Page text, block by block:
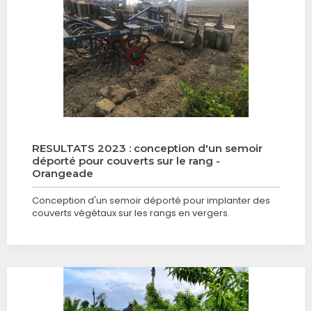
RESULTATS 2023 : conception d'un semoir
déporté pour couverts sur le rang -
Orangeade
Conception d'un semoir déporté pour implanter des
couverts végétaux sur les rangs en vergers.